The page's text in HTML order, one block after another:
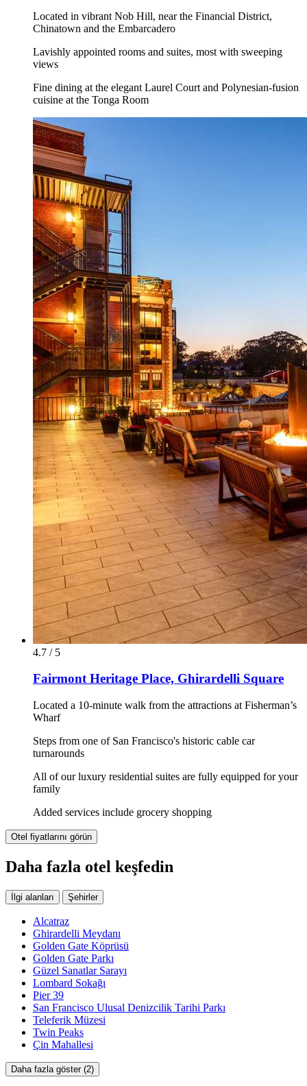
Located in vibrant Nob Hill, near the Financial District,
Chinatown and the Embarcadero
Lavishly appointed rooms and suites, most with sweeping
views
Fine dining at the elegant Laurel Court and Polynesian-fusion
cuisine at the Tonga Room
4.7 / 5
Fairmont Heritage Place, Ghirardelli Square
Located a 10-minute walk from the attractions at Fisherman’s
Wharf
Steps from one of San Francisco's historic cable car
turnarounds
All of our luxury residential suites are fully equipped for your
family
Added services include grocery shopping
Otel fiyatlarını görün
Daha fazla otel keşfedin
İlgi alanları Şehirler
Alcatraz
Ghirardelli Meydanı
Golden Gate Köprüsü
Golden Gate Parkı
Güzel Sanatlar Sarayı
Lombard Sokağı
Pier 39
San Francisco Ulusal Denizcilik Tarihi Parkı
Teleferik Müzesi
Twin Peaks
Çin Mahallesi
Daha fazla göster (2)